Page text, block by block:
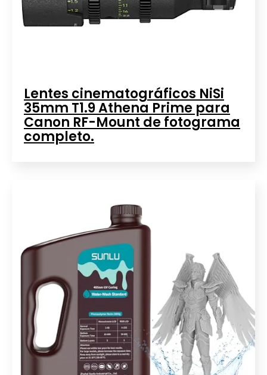
Lentes cinematográficos NiSi
35mm T1.9 Athena Prime para
Canon RF-Mount de fotograma
completo.